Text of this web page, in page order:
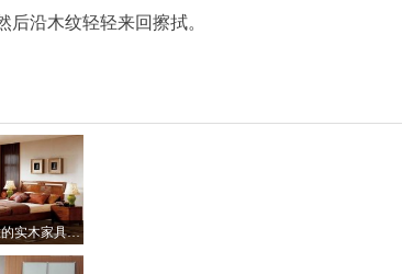
沿木纹轻轻来回擦拭。
如何购买满意的实木家具呢？办公家具挑选实木家具攻略